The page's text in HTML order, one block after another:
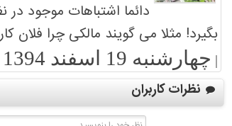
دائما اشتباهات موجود در
بگیرد! مثلا می گویند مالکی چرا فلان
چهارشنبه 19 اسفند 1394
نظرات کاربران